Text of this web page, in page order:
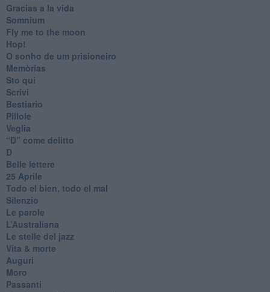
Gracias a la vida
Somnium
Fly me to the moon
Hop!
O sonho de um prisioneiro
Memòrias
Sto qui
Scrivi
Bestiario
Pillole
Veglia
​“D” come delitto
D
Belle lettere
25 Aprile
Todo el bien, todo el mal
Silenzio
Le parole
​L’Australiana
Le stelle del jazz
Vita & morte
Auguri
Moro
Passanti